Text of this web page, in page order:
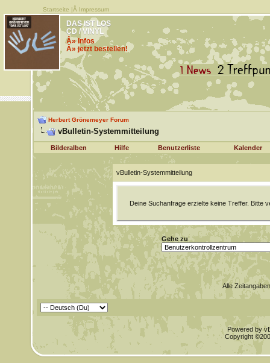
Startseite |Â Impressum
DAS IST LOS
CD / VINYL
Â» Infos
Â» jetzt bestellen!
Herbert Grönemeyer Forum
vBulletin-Systemmitteilung
Bilderalben Hilfe Benutzerliste Kalender
vBulletin-Systemmitteilung
Deine Suchanfrage erzielte keine Treffer. Bitte
Gehe zu
Alle
Powered by
Copyright